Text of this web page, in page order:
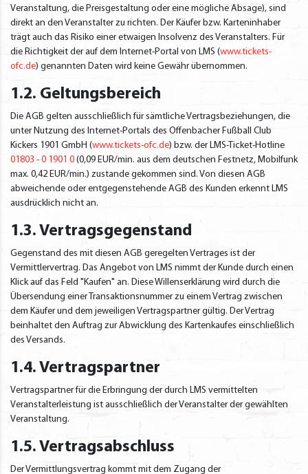
Veranstaltung, die Preisgestaltung oder eine mögliche Absage), sind
direkt an den Veranstalter zu richten. Der Käufer bzw. Karteninhaber
trägt auch das Risiko einer etwaigen Insolvenz des Veranstalters. Für
die Richtigkeit der auf dem Internet-Portal von LMS (www.tickets-
ofc.de) genannten Daten wird keine Gewähr übernommen.
1.2. Geltungsbereich
Die AGB gelten ausschließlich für sämtliche Vertragsbeziehungen, die
unter Nutzung des Internet-Portals des Offenbacher Fußball Club
Kickers 1901 GmbH (www.tickets-ofc.de) bzw. der LMS-Ticket-Hotline
01803 - 0 1901 0 (0,09 EUR/min. aus dem deutschen Festnetz, Mobilfunk
max. 0,42 EUR/min.) zustande gekommen sind. Von diesen AGB
abweichende oder entgegenstehende AGB des Kunden erkennt LMS
ausdrücklich nicht an.
1.3. Vertragsgegenstand
Gegenstand des mit diesen AGB geregelten Vertrages ist der
Vermittlervertrag. Das Angebot von LMS nimmt der Kunde durch einen
Klick auf das Feld "Kaufen" an. Diese Willenserklärung wird durch die
Übersendung einer Transaktionsnummer zu einem Vertrag zwischen
dem Käufer und dem jeweiligen Vertragspartner gültig. Der Vertrag
beinhaltet den Auftrag zur Abwicklung des Kartenkaufes einschließlich
des Versands.
1.4. Vertragspartner
Vertragspartner für die Erbringung der durch LMS vermittelten
Veranstalterleistung ist ausschließlich der Veranstalter der gewählten
Veranstaltung.
1.5. Vertragsabschluss
Der Vermittlungsvertrag kommt mit dem Zugang der